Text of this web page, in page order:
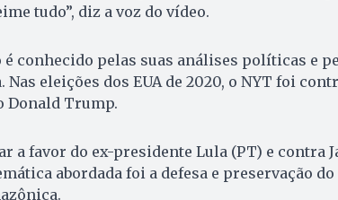
tudo”, diz a voz do vídeo.
conhecido pelas suas análises políticas e
Nas eleições dos EUA de 2020, o NYT foi
Donald Trump.
a favor do ex-presidente Lula (PT) e contra
abordada foi a defesa e preservação do